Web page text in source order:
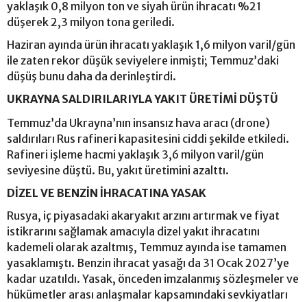
yaklaşık 0,8 milyon ton ve siyah ürün ihracatı %21
düşerek 2,3 milyon tona geriledi.
Haziran ayında ürün ihracatı yaklaşık 1,6 milyon varil/gün
ile zaten rekor düşük seviyelere inmişti; Temmuz’daki
düşüş bunu daha da derinleştirdi.
UKRAYNA SALDIRILARIYLA YAKIT ÜRETİMİ DÜŞTÜ
Temmuz’da Ukrayna’nın insansız hava aracı (drone)
saldırıları Rus rafineri kapasitesini ciddi şekilde etkiledi.
Rafineri işleme hacmi yaklaşık 3,6 milyon varil/gün
seviyesine düştü. Bu, yakıt üretimini azalttı.
DİZEL VE BENZİN İHRACATINA YASAK
Rusya, iç piyasadaki akaryakıt arzını artırmak ve fiyat
istikrarını sağlamak amacıyla dizel yakıt ihracatını
kademeli olarak azaltmış, Temmuz ayında ise tamamen
yasaklamıştı. Benzin ihracat yasağı da 31 Ocak 2027’ye
kadar uzatıldı. Yasak, önceden imzalanmış sözleşmeler ve
hükümetler arası anlaşmalar kapsamındaki sevkiyatları